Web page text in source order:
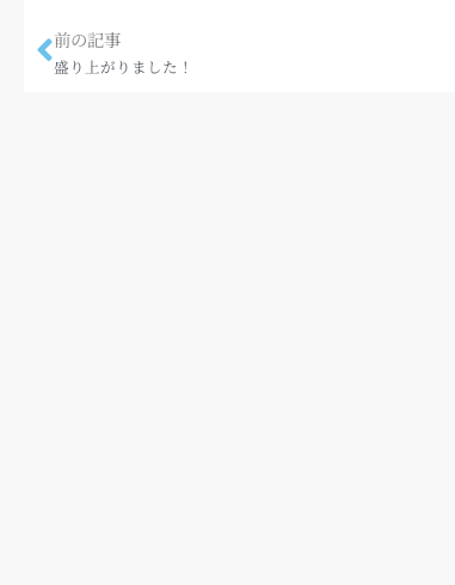
前の記事
盛り上がりました！